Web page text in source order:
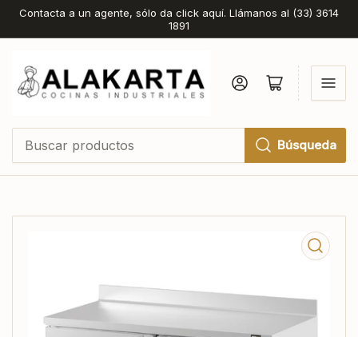
Contacta a un agente, sólo da click aquí. Llámanos al (33) 3614
1891
Búsqueda
Iniciar sesiónAbrir cesta pequeña